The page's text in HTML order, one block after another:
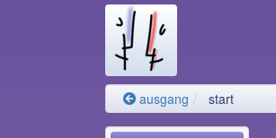
ausgang start